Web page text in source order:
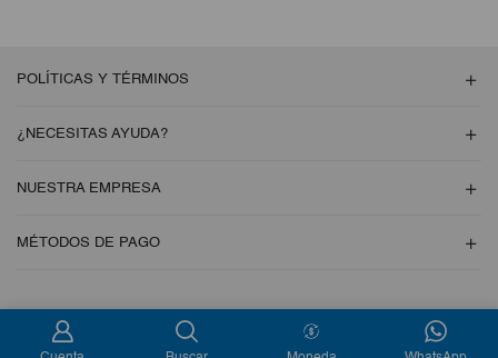
POLÍTICAS Y TÉRMINOS
¿NECESITAS AYUDA?
NUESTRA EMPRESA
MÉTODOS DE PAGO
Copyright © 2026 Esencial Pack. Todos los derechos reservados